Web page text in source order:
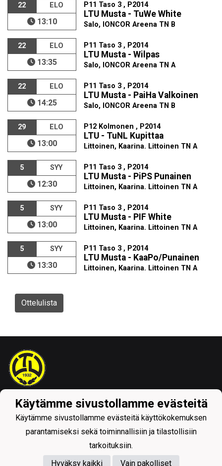
22 ELO
13:10
P11 Taso 3 , P2014
LTU Musta - TuWe White
Salo, IONCOR Areena TN B
22 ELO
13:35
P11 Taso 3 , P2014
LTU Musta - Wilpas
Salo, IONCOR Areena TN A
22 ELO
14:25
P11 Taso 3 , P2014
LTU Musta - PaiHa Valkoinen
Salo, IONCOR Areena TN B
29 ELO
13:00
P12 Kolmonen , P2014
LTU - TuNL Kupittaa
Littoinen, Kaarina. Littoinen TN A
5 SYY
12:30
P11 Taso 3 , P2014
LTU Musta - PiPS Punainen
Littoinen, Kaarina. Littoinen TN A
5 SYY
13:00
P11 Taso 3 , P2014
LTU Musta - PIF White
Littoinen, Kaarina. Littoinen TN A
5 SYY
13:30
P11 Taso 3 , P2014
LTU Musta - KaaPo/Punainen
Littoinen, Kaarina. Littoinen TN A
Ottelulista
Tietosuojaseloste
Käytämme sivustollamme evästeitä
Käytämme sivustollamme evästeitä käyttökokemuksen
parantamiseksi sekä toiminnallisiin ja tilastollisiin
tarkoituksiin.
Hyväksy kaikki
Vain pakolliset